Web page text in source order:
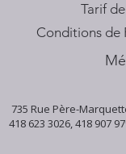
Tarif
Conditions de
735 Rue Père-
418 623 3026,418 907